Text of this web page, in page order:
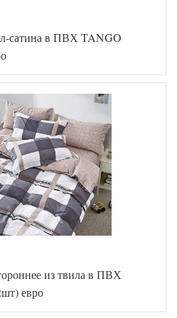
сатина в ПВХ TANGO
из твила в ПВХ
евро